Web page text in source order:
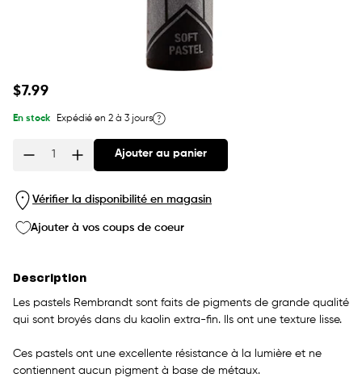
Prix
$7.99
En stock Expédié en 2 à 3 jours
Ajouter au panier
Vérifier la disponibilité en magasin
Ajouter à vos coups de coeur
Description
Les pastels Rembrandt sont faits de pigments de grande qualité
qui sont broyés dans du kaolin extra-fin. Ils ont une texture lisse.
Ces pastels ont une excellente résistance à la lumière et ne
contiennent aucun pigment à base de métaux.